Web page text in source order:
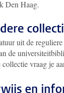
Den Haag.
uit de
de
vraag je
en